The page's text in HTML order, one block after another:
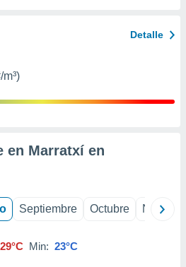
Detalle
en Marratxí en
Septiembre Octubre
29°C Min: 23°C